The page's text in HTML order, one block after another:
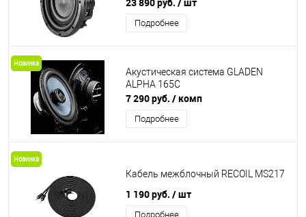
Подробнее
Новинка
Акустическая система GLADEN
ALPHA 165C
7 290 руб. / комп
Подробнее
Новинка
Кабель межблочный RECOIL MS217
1 190 руб. / шт
Подробнее